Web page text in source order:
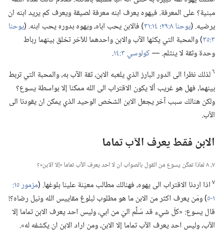
مبنية؟‏ على المعرفة.‏ فيهوه يعرف ابنه معرفة لصيقة ويعرف كم يريد ابنه ان
يرضيه.‏ (‏يوحنا ٨:‏٢٩؛‏ ‏)‏ فالابن يحب اباه،‏ ويهوه بدوره يحب ابنه.‏ (‏يوحنا
٣:‏٣٥
‏)‏ والمحبة التي يكنّها الآب والابن واحدهما للآخر تخلق بينهما رباط
وحدة وثقة لا ينثلم.‏ —‏كولوسي ٣:‏١٤ ‏.‏
٦لذلك نظرا الى الدور البارز الذي يلعبه الابن،‏ ثقة الآب به،‏ والمحبة التي تربط
بينهما،‏ فهل هو غريب ألا يكون الاقتراب الى الله ممكنا إلا بواسطة يسوع؟‏
ولكن هنالك سبب آخر يجعل الابن الشخص الوحيد الذي يمكن ان يقودنا الى
الآب.‏
الابن فقط يعرف الآب تماما
٧،‏ ٨ لماذا تمكّن يسوع من القول بالصواب ان لا احد يعرف الآب تماما «إلا الابن»؟‏
٧اذا اردنا الاقتراب الى يهوه،‏ فهنالك مطالب معيّنة علينا بلوغها.‏ (‏
١-‏٥ ‏)‏ ومَن يعرف اكثر من الابن ما هو مطلوب لبلوغ مقاييس الله ونيل رضاه؟‏!‏
قال يسوع:‏ «كلّ شيء قد سُلِّم اليّ من ابي،‏ وليس احد يعرف الابن تماما إلا
الآب،‏ وليس احد يعرف الآب تماما إلا الابن،‏ ومن اراد الابن ان يكشفه له».‏